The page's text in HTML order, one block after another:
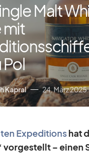
Malt
mit
Pol
Kapral 24. März 2025
Ex­pe­di­ti­onshat
vor­ge­stellt – ei­nen